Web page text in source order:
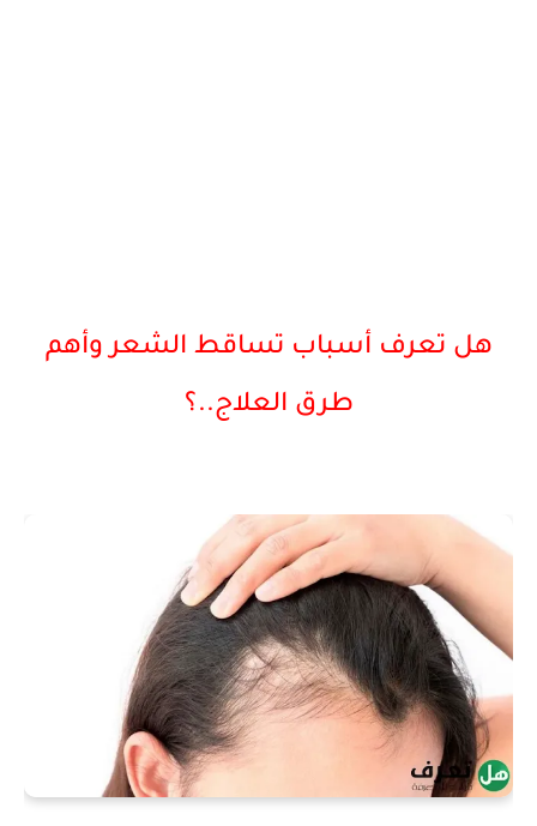
هل تعرف أسباب تساقط الشعر وأهم
طرق العلاج..؟